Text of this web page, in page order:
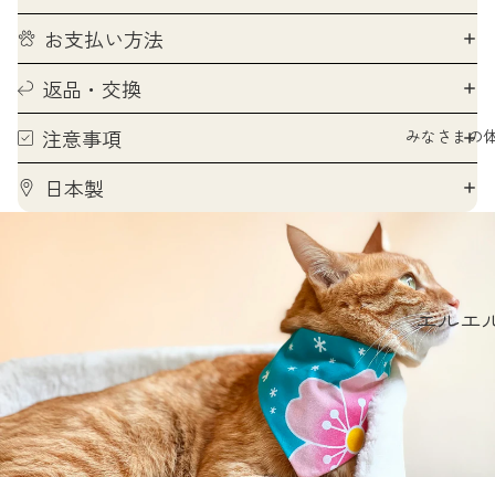
ハレの
のはな
ほんも
フォト
撮り方
愛され
投稿の
り方
婦人画
みなさまの
エルエ
ポウズ
お支払い方法
返品・交換
注意事項
日本製